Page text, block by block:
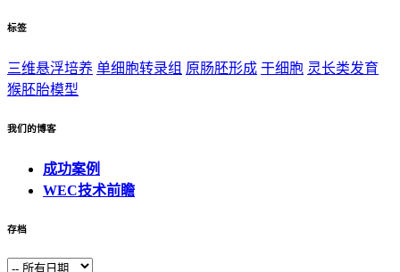
标签
三维悬浮培养 单细胞转录组 原肠胚形成 干细胞 灵长类发育
猴胚胎模型
我们的博客
成功案例
WEC技术前瞻
存档